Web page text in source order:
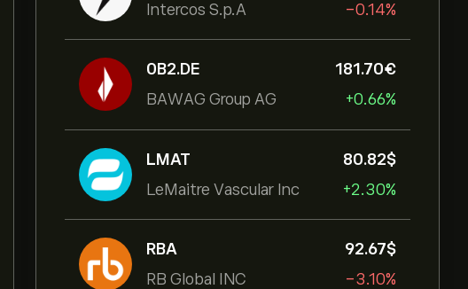
Intercos S.p.A
-0.14%
0B2.DE
BAWAG Group AG
181.70‎€‎
+0.66%
LMAT
LeMaitre Vascular Inc
80.82‎$‎
+2.30%
RBA
RB Global INC
92.67‎$‎
-3.10%